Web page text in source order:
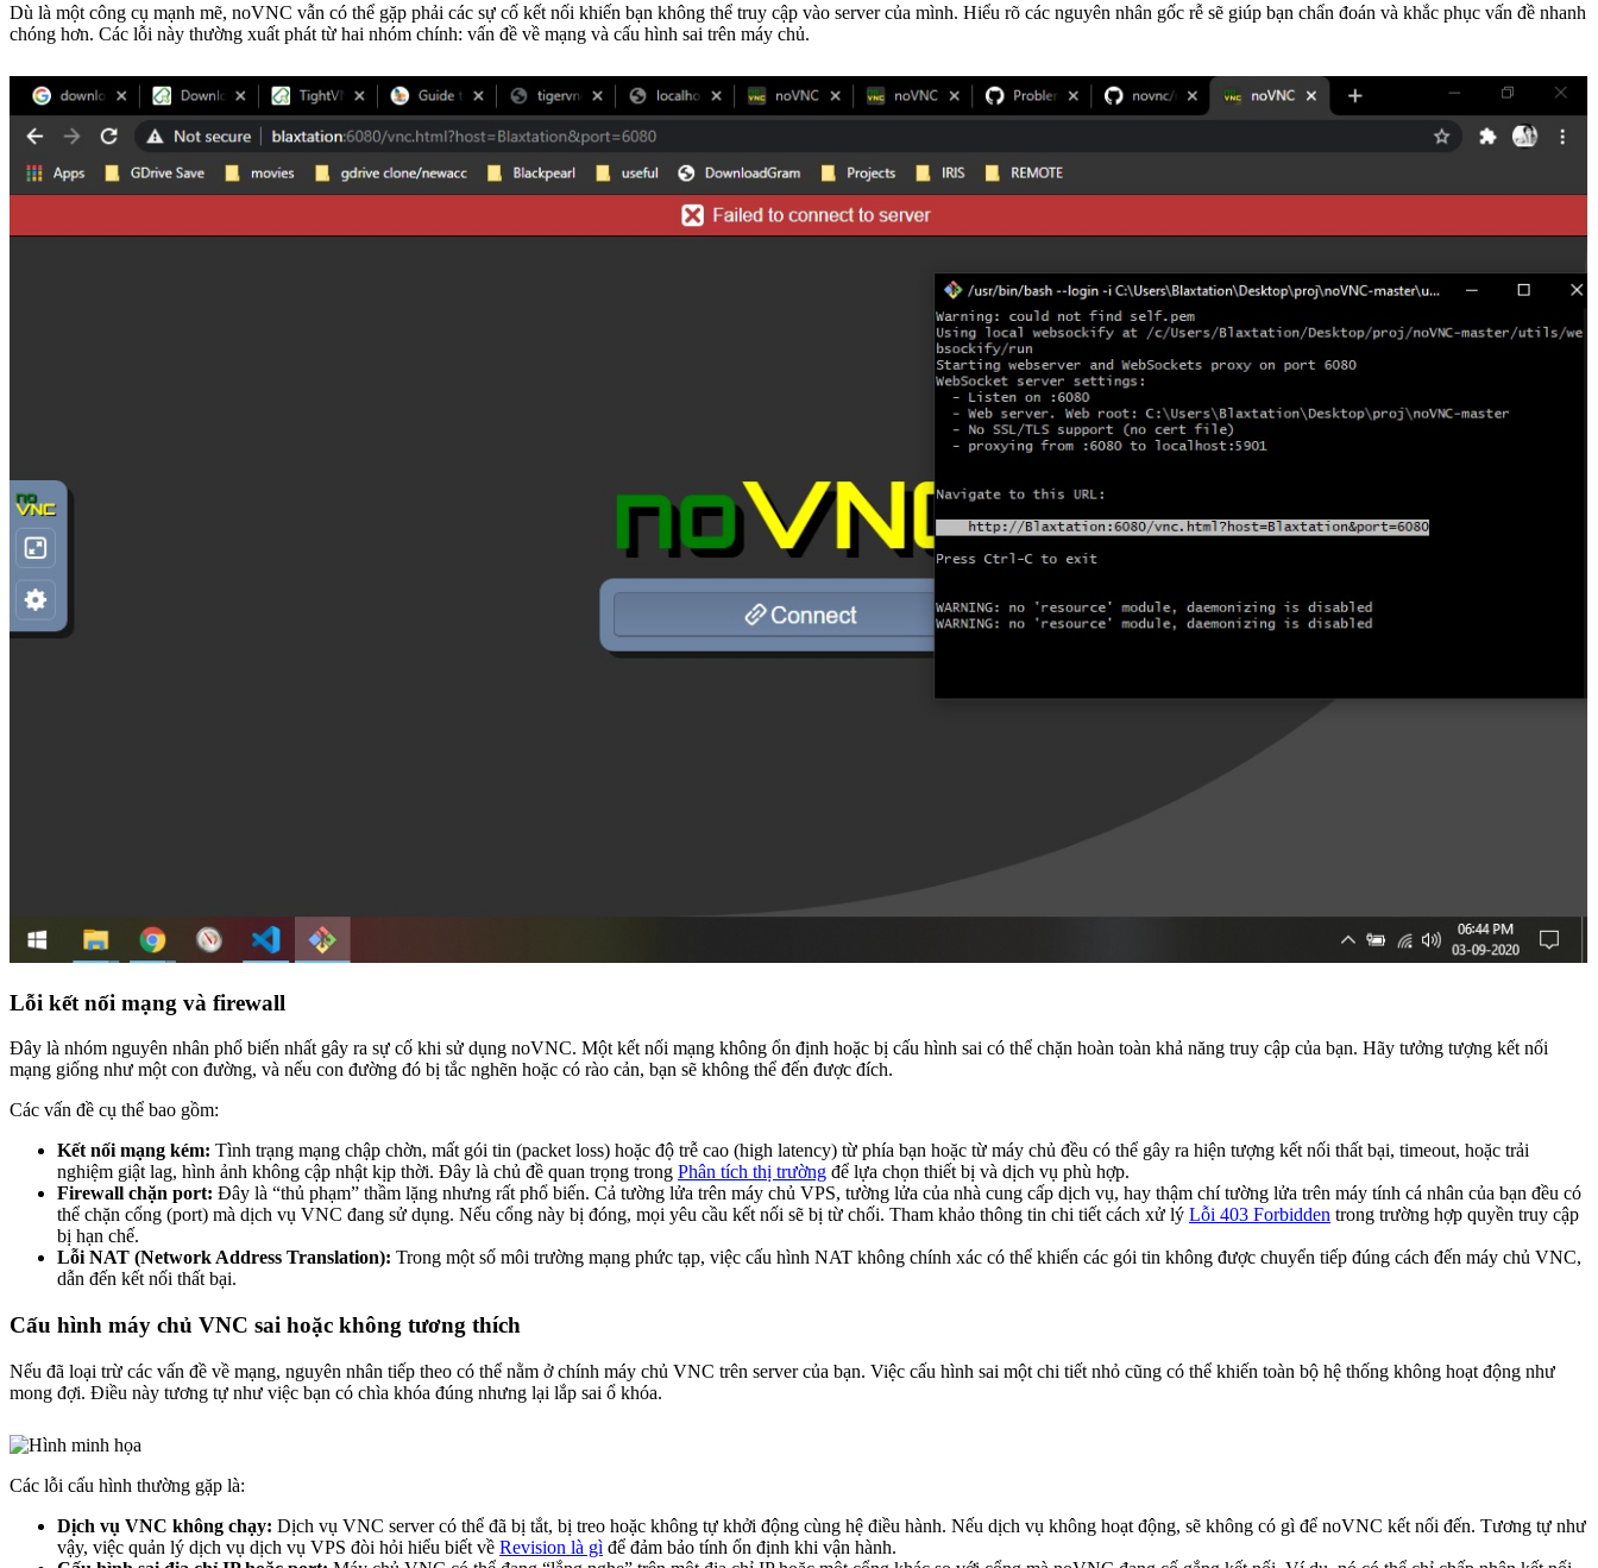
Dù là một công cụ mạnh mẽ, noVNC vẫn có thể gặp phải các sự cố kết nối khiến bạn không thể truy cập vào server của mình. Hiểu rõ các nguyên nhân gốc rễ sẽ giúp bạn chẩn đoán và khắc phục vấn đề nhanh
chóng hơn. Các lỗi này thường xuất phát từ hai nhóm chính: vấn đề về mạng và cấu hình sai trên máy chủ.
Lỗi kết nối mạng và firewall
Đây là nhóm nguyên nhân phổ biến nhất gây ra sự cố khi sử dụng noVNC. Một kết nối mạng không ổn định hoặc bị cấu hình sai có thể chặn hoàn toàn khả năng truy cập của bạn. Hãy tưởng tượng kết nối
mạng giống như một con đường, và nếu con đường đó bị tắc nghẽn hoặc có rào cản, bạn sẽ không thể đến được đích.
Các vấn đề cụ thể bao gồm:
Kết nối mạng kém: Tình trạng mạng chập chờn, mất gói tin (packet loss) hoặc độ trễ cao (high latency) từ phía bạn hoặc từ máy chủ đều có thể gây ra hiện tượng kết nối thất bại, timeout, hoặc trải
nghiệm giật lag, hình ảnh không cập nhật kịp thời. Đây là chủ đề quan trọng trong Phân tích thị trường để lựa chọn thiết bị và dịch vụ phù hợp.
Firewall chặn port: Đây là “thủ phạm” thầm lặng nhưng rất phổ biến. Cả tường lửa trên máy chủ VPS, tường lửa của nhà cung cấp dịch vụ, hay thậm chí tường lửa trên máy tính cá nhân của bạn đều có
thể chặn cổng (port) mà dịch vụ VNC đang sử dụng. Nếu cổng này bị đóng, mọi yêu cầu kết nối sẽ bị từ chối. Tham khảo thông tin chi tiết cách xử lý Lỗi 403 Forbidden trong trường hợp quyền truy cập
bị hạn chế.
Lỗi NAT (Network Address Translation): Trong một số môi trường mạng phức tạp, việc cấu hình NAT không chính xác có thể khiến các gói tin không được chuyển tiếp đúng cách đến máy chủ VNC,
dẫn đến kết nối thất bại.
Cấu hình máy chủ VNC sai hoặc không tương thích
Nếu đã loại trừ các vấn đề về mạng, nguyên nhân tiếp theo có thể nằm ở chính máy chủ VNC trên server của bạn. Việc cấu hình sai một chi tiết nhỏ cũng có thể khiến toàn bộ hệ thống không hoạt động như
mong đợi. Điều này tương tự như việc bạn có chìa khóa đúng nhưng lại lắp sai ổ khóa.
Các lỗi cấu hình thường gặp là:
Dịch vụ VNC không chạy: Dịch vụ VNC server có thể đã bị tắt, bị treo hoặc không tự khởi động cùng hệ điều hành. Nếu dịch vụ không hoạt động, sẽ không có gì để noVNC kết nối đến. Tương tự như
vậy, việc quản lý dịch vụ dịch vụ VPS đòi hỏi hiểu biết về Revision là gì để đảm bảo tính ổn định khi vận hành.